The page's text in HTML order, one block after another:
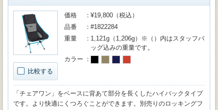
比較する
価格
¥19,800（税込）
品番
#1822284
重量
1,121g（1,206g）※（）内はスタッフバ
ッグ込みの重量です。
カラー
「チェアワン」をベースに背あて部分を長くしたハイバックタイプ
です。より快適にくつろぐことができます。別売りのロッキングフ